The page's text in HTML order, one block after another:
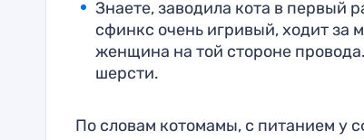
Знаете, заводила кота в первый
сфинкс очень игривый, ходит за
женщина на той стороне
шерсти.
По словам котомамы, с питанием у